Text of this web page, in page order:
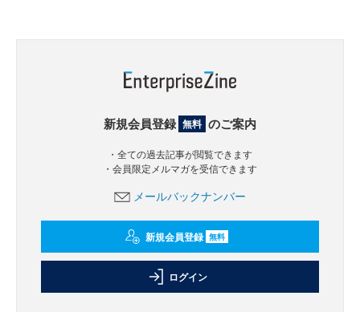
新規会員登録 無料 のご案内
・全ての過去記事が閲覧できます
・会員限定メルマガを受信できます
メールバックナンバー
新規会員登録 無料
ログイン